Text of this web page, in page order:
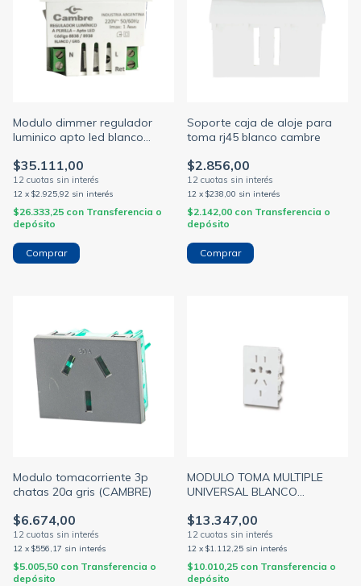
Modulo dimmer regulador
luminico apto led blanco
$35.111,00
12 x $2.925,92 sin interés
$26.333,25 con Transferencia o
depósito
Soporte caja de aloje para
toma rj45 blanco cambre
$2.856,00
12 x $238,00 sin interés
$2.142,00 con Transferencia o
depósito
Modulo tomacorriente 3p
chatas 20a gris (CAMBRE)
$6.674,00
12 x $556,17 sin interés
$5.005,50 con Transferencia o
depósito
MODULO TOMA MULTIPLE
UNIVERSAL BLANCO
$13.347,00
12 x $1.112,25 sin interés
$10.010,25 con Transferencia o
depósito